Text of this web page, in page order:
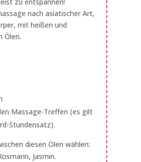
nach asiatischer Art,
mit heißen und
Ölen.
Massage-Treffen (es gilt
Stundensatz).
diesen Ölen wählen:
Jasmin.